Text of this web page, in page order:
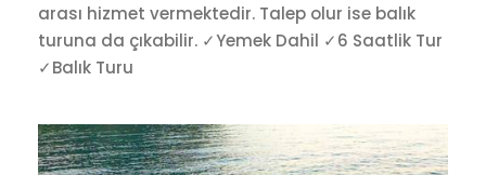
arası hizmet vermektedir. Talep olur ise balık
turuna da çıkabilir. ✓Yemek Dahil ✓6 Saatlik Tur
✓Balık Turu